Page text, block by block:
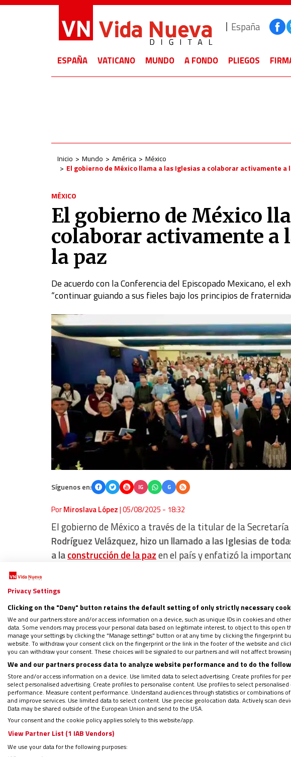
España
ESPAÑA VATICANO MUNDO A FONDO PLIEGOS
Inicio Mundo América
México
El gobierno de México llama a las Iglesias a colaborar activamente a
MÉXICO
El gobierno de México
colaborar activamente a
la paz
De acuerdo con la Conferencia del Episcopado Mexicano, el
“continuar guiando a sus fieles bajo los principios de
Síguenos en: IG G
PorMiroslava López|05/08/2025 - 18:32
El gobierno de México a través de la titular de la Secretaría
Rodríguez Velázquez, hizo un llamado a las Iglesias de
a laconstrucción de la pazen el país y enfatizó la
WHATSAPP: Sigue nuestro canal para recibir
Regístrate en el boletín gratuito y recibe un avance
LaConferencia del Episcopado Mexicanoinformó que el 4
por el respeto a la ley y la libertad de culto”- en la
representantes de distintas asociaciones religiosas, con
administrativos ante el gobierno de México.
En la reunión, el exhorto para las asociaciones religiosas
Privacy Settings
Clicking on the "Deny" button retains the default setting of only strictly necessary
We and our partners store and/or access information on a device, such as unique IDs in cookies and
data. Some vendors may process your personal data based on legitimate interest, to object to this open
manage your settings by clicking the "Manage settings" button or at any time by clicking the fingerprint
website. To withdraw your consent click on the fingerprint or the link in the footer of the website and
you can withdraw your consent. These choices will be signaled to our partners and will not affect
We and our partners process data to analyze website performance and to do the
Store and/or access information on a device. Use limited data to select advertising. Create profiles for
select personalised advertising. Create profiles to personalise content. Use profiles to select
performance. Measure content performance. Understand audiences through statistics or combinations
and improve services. Use limited data to select content. Use precise geolocation data. Actively scan
Data may be shared outside of the European Union and send to the USA.
Your consent and the cookie policy applies solely to this website/app.
View Partner List (1 IAB Vendors)
We use your data for the following purposes: